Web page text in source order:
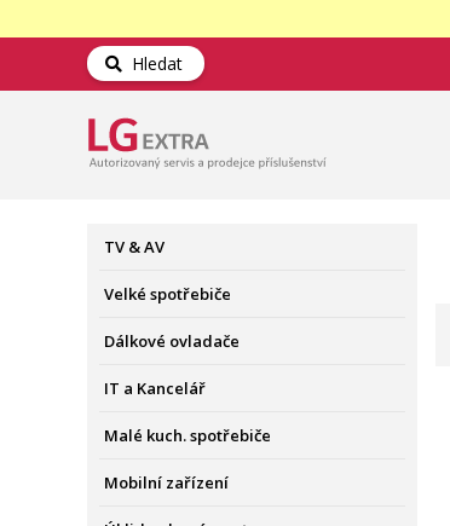
Hledat
TV & AV
Velké spotřebiče
Dálkové ovladače
IT a Kancelář
Malé kuch. spotřebiče
Mobilní zařízení